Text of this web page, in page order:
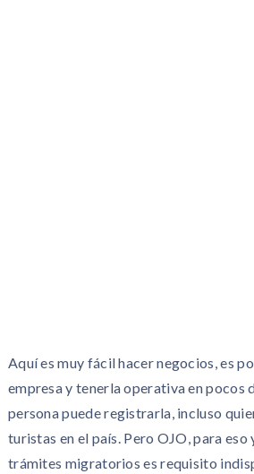
Aquí es muy fácil hacer negocios, es
empresa y tenerla operativa en pocos
persona puede registrarla, incluso
turistas en el país. Pero OJO, para eso
trámites migratorios es requisito